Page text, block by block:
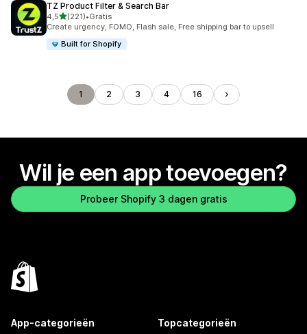
TZ Product Filter & Search Bar
4,5van 5 sterren
(221)
221 recensies in totaal
•Gratis
Create urgency, FOMO, Flash sale, Free shipping bar to upsell
Built for Shopify
1 2 3 4 16
Wil je een app toevoegen?
Probeer Shopify 3 dagen gratis
App-categorieën Topcategorieën